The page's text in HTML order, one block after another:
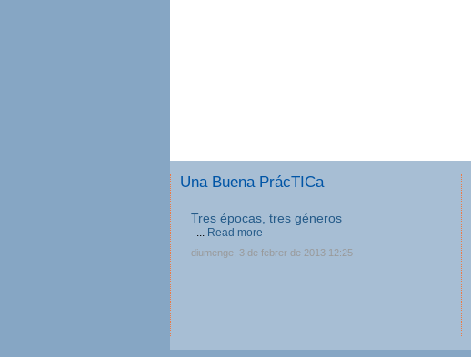
Una Buena PrácTICa
Tres épocas, tres géneros
... Read more
diumenge, 3 de febrer de 2013 12:25